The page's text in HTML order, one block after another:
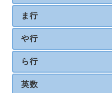
ま行
や行
ら行
英数